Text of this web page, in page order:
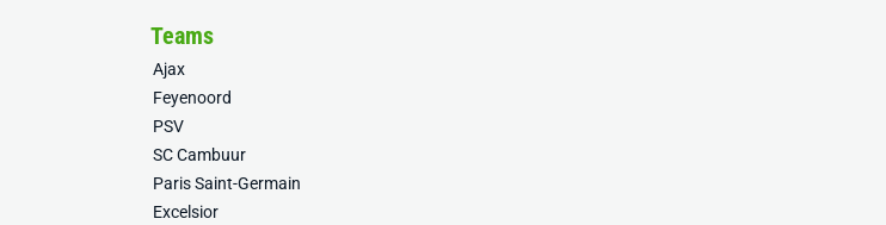
Teams
Ajax
Feyenoord
PSV
SC Cambuur
Paris Saint-Germain
Excelsior